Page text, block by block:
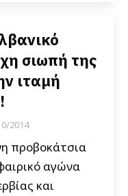
σιωπή της
ιταμή
2014
προβοκάτσια
αγώνα
και